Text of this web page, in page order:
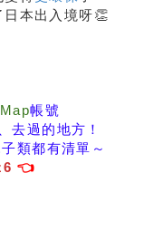
本出入境呀👏
帳號
去過的地方！
類都有清單～
👈